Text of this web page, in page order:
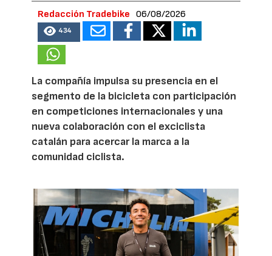
Redacción Tradebike 06/08/2026
434
La compañía impulsa su presencia en el
segmento de la bicicleta con participación
en competiciones internacionales y una
nueva colaboración con el exciclista
catalán para acercar la marca a la
comunidad ciclista.